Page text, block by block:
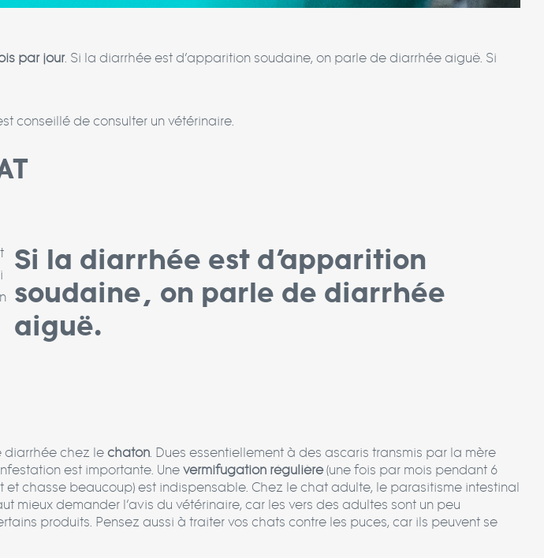
par jour. Si la diarrhée est d’apparition soudaine, on parle de diarrhée aiguë. Si
conseillé de consulter un vétérinaire.
Si la diarrhée est d’apparition
soudaine, on parle de diarrhée
aiguë.
diarrhée chez lechaton. Dues essentiellement à des ascaris transmis par la mère
est importante. Unevermifugation régulière(une fois par mois pendant 6
chasse beaucoup) est indispensable. Chez le chat adulte, le parasitisme intestinal
mieux demander l’avis du vétérinaire, car les vers des adultes sont un peu
produits. Pensez aussi à traiter vos chats contre les puces, car ils peuvent se